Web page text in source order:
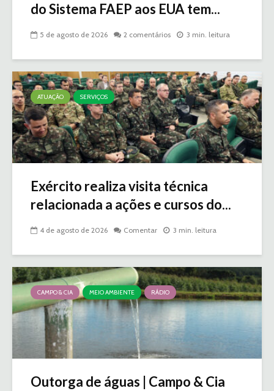
do Sistema FAEP aos EUA tem...
5 de agosto de 2026 2 comentários 3 min. leitura
ATUAÇÃO SERVIÇOS
Exército realiza visita técnica
relacionada a ações e cursos do...
4 de agosto de 2026 Comentar 3 min. leitura
CAMPO & CIA MEIO AMBIENTE RÁDIO
Outorga de águas | Campo & Cia